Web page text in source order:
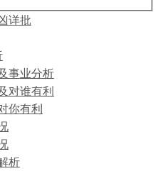
详批
事业分析
对谁有利
你有利
析